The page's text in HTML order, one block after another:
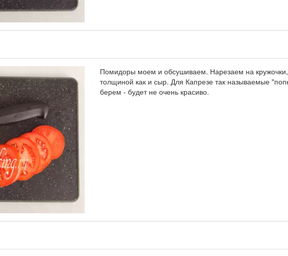
Помидоры моем и обсушиваем. Нарезаем на кружочки,
толщиной как и сыр. Для Капрезе так называемые
берем - будет не очень красиво.